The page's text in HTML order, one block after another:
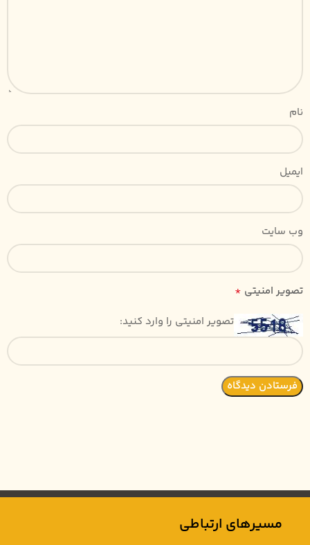
نام
ایمیل
وب‌ سایت
تصویر امنیتی *
تصویر امنیتی را وارد کنید:
مسیرهای ارتباطی